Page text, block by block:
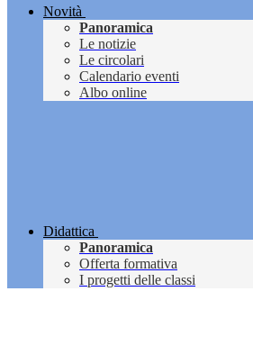
Novità
Panoramica
Le notizie
Le circolari
Calendario eventi
Albo online
Didattica
Panoramica
Offerta formativa
I progetti delle classi